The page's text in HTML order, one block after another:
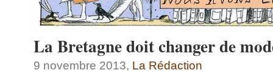
La Bretagne doit changer de
9 novembre 2013, La Rédaction